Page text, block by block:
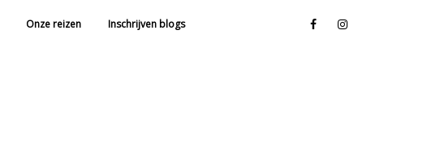
Onze reizen Inschrijven blogs facebookinstagram